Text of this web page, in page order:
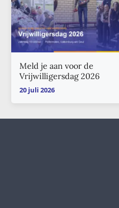
Meld je aan voor de
Vrijwilligersdag 2026
20 juli 2026